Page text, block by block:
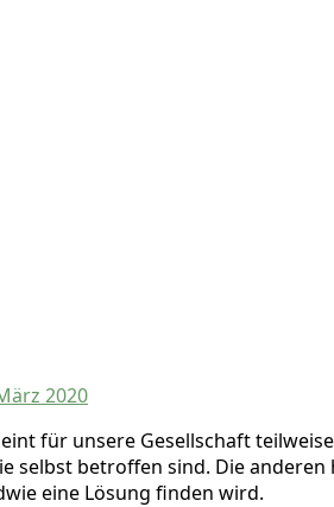
2020
für unsere Gesellschaft
selbst betroffen sind. Die
eine Lösung finden wird.